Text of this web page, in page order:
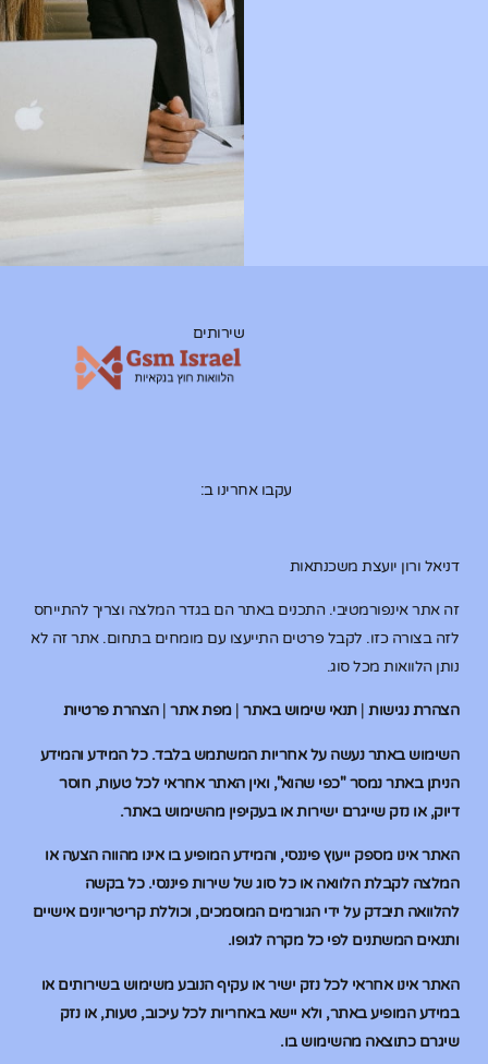
דניאל ורון יועצת משכנתאות
זה אתר אינפורמטיבי. התכנים באתר הם בגדר המלצה וצריך להתייחס
לזה בצורה כזו. לקבל פרטים התייעצו עם מומחים בתחום. אתר זה לא
נותן הלוואות מכל סוג.
הצהרת נגישות|תנאי שימוש באתר|מפת אתר|הצהרת פרטיות
השימוש באתר נעשה על אחריות המשתמש בלבד. כל המידע והמידע
הניתן באתר נמסר "כפי שהוא", ואין האתר אחראי לכל טעות, חוסר
דיוק, או נזק שייגרם ישירות או בעקיפין מהשימוש באתר.
האתר אינו מספק ייעוץ פיננסי, והמידע המופיע בו אינו מהווה הצעה או
המלצה לקבלת הלוואה או כל סוג של שירות פיננסי. כל בקשה
להלוואה תיבדק על ידי הגורמים המוסמכים, וכוללת קריטריונים אישיים
ותנאים המשתנים לפי כל מקרה לגופו.
האתר אינו אחראי לכל נזק ישיר או עקיף הנובע משימוש בשירותים או
במידע המופיע באתר, ולא יישא באחריות לכל עיכוב, טעות, או נזק
שיגרם כתוצאה מהשימוש בו.
שירותים
עקבו אחרינו ב: